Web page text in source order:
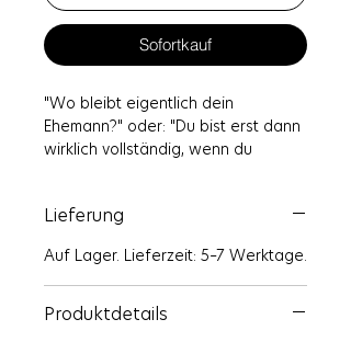
Sofortkauf
"Wo bleibt eigentlich dein
Ehemann?" oder: "Du bist erst dann
wirklich vollständig, wenn du
christlichen Umfeld.
Es wird die Botschaft vermittelt,
dass eine Frau nur dann ihrer
Berufung nachkommen kann, wenn
Lieferung
Auf Lager. Lieferzeit: 5–7 Werktage.
Produktdetails